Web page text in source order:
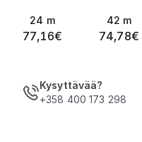
24 m
77,16€
42 m
74,78€
Kysyttävää?
+358 400 173 298